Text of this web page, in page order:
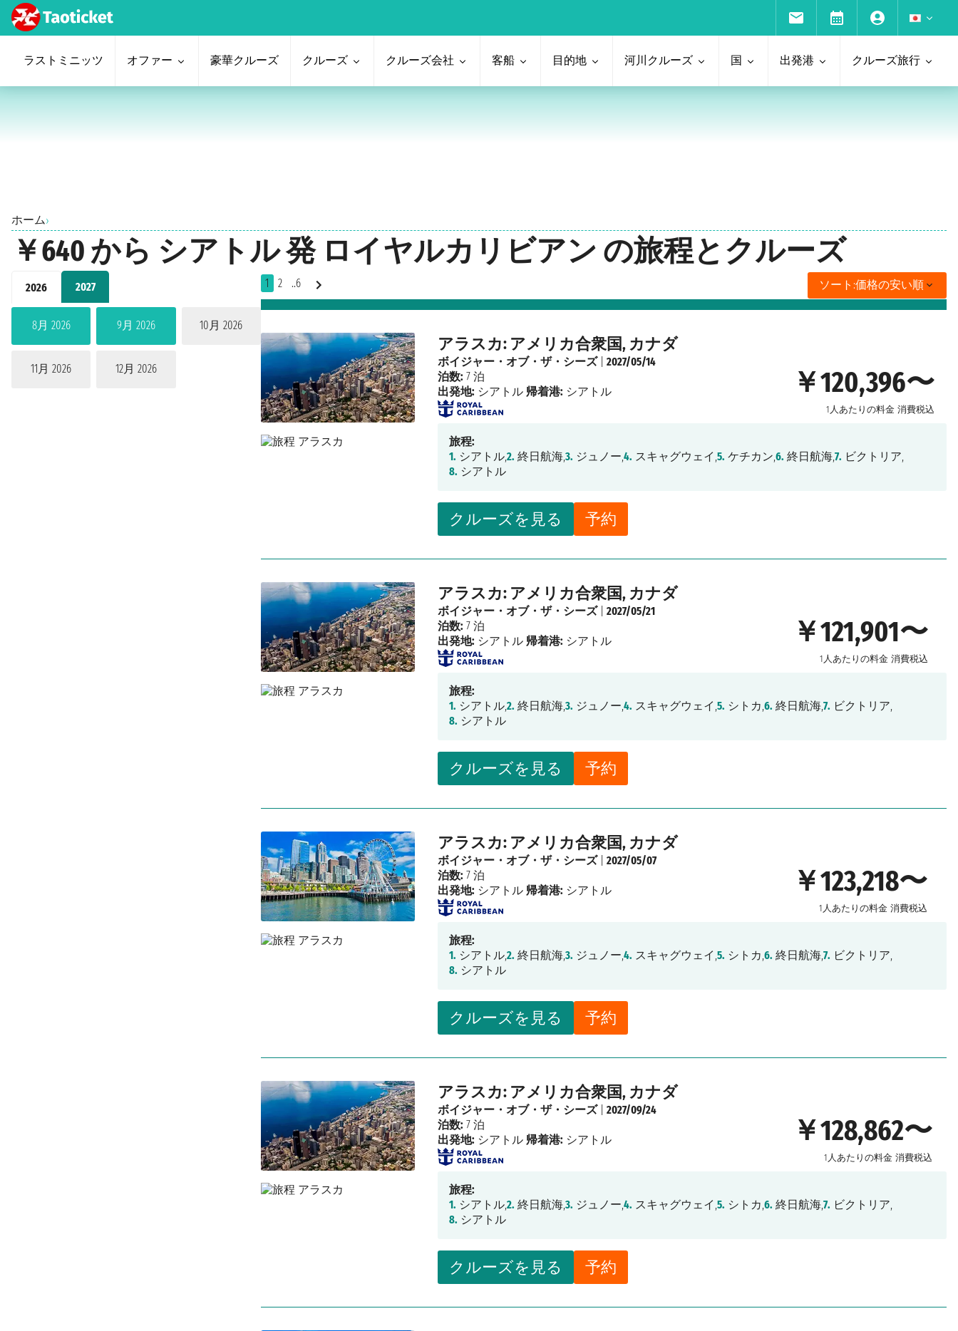
ラストミニッツ オファー 豪華クルーズ クルーズ クルーズ会社 客船 目的地 河川クルーズ 国 出発港 クルーズ旅行
ホーム›
￥640 から シアトル 発 ロイヤルカリビアン の旅程とクルーズ
2026 2027
8月 2026 9月 2026 10月 2026
11月 2026 12月 2026
1 2 ..6 ソート:価格の安い順
アラスカ: アメリカ合衆国, カナダ
￥120,396〜
1人あたりの料金 消費税込
クルーズを見る 予約
ボイジャー・オブ・ザ・シーズ|2027/05/14
泊数: 7 泊
出発地: シアトル 帰着港: シアトル
旅程:
1. シアトル,2. 終日航海,3. ジュノー,4. スキャグウェイ,5. ケチカン,6. 終日航海,7. ビクトリア,
8. シアトル
アラスカ: アメリカ合衆国, カナダ
￥121,901〜
1人あたりの料金 消費税込
クルーズを見る 予約
ボイジャー・オブ・ザ・シーズ|2027/05/21
泊数: 7 泊
出発地: シアトル 帰着港: シアトル
旅程:
1. シアトル,2. 終日航海,3. ジュノー,4. スキャグウェイ,5. シトカ,6. 終日航海,7. ビクトリア,
8. シアトル
アラスカ: アメリカ合衆国, カナダ
￥123,218〜
1人あたりの料金 消費税込
クルーズを見る 予約
ボイジャー・オブ・ザ・シーズ|2027/05/07
泊数: 7 泊
出発地: シアトル 帰着港: シアトル
旅程:
1. シアトル,2. 終日航海,3. ジュノー,4. スキャグウェイ,5. シトカ,6. 終日航海,7. ビクトリア,
8. シアトル
アラスカ: アメリカ合衆国, カナダ
￥128,862〜
1人あたりの料金 消費税込
クルーズを見る 予約
ボイジャー・オブ・ザ・シーズ|2027/09/24
泊数: 7 泊
出発地: シアトル 帰着港: シアトル
旅程:
1. シアトル,2. 終日航海,3. ジュノー,4. スキャグウェイ,5. シトカ,6. 終日航海,7. ビクトリア,
8. シアトル